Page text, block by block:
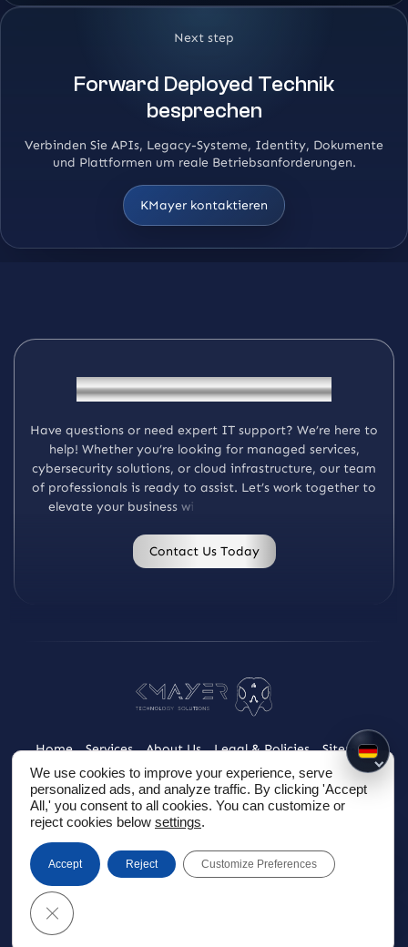
Next step
Forward Deployed Technik
besprechen
Verbinden Sie APIs, Legacy-Systeme, Identity, Dokumente
und Plattformen um reale Betriebsanforderungen.
KMayer kontaktieren
GetInTouchWithKMayer
Have questions or need expert IT support? We’re here to
help! Whether you’re looking for managed services,
cybersecurity solutions, or cloud infrastructure, our team
of professionals is ready to assist. Let’s work together to
elevate your business wi
Contact Us Today
Home Services About Us Legal & Policies
Sitemap
Contact Us
Privacy practices Privacy rights informationSecurity practicesSecurity
KMayer Ltd | European Trade Centre, 7th Kilometer Business
District, 1784 Sofia, Bulgaria |
© 2026 KMayer Technology Solution. All rights reserved.
We use cookies to improve your experience, serve
personalized ads, and analyze traffic. By clicking 'Accept
All,' you consent to all cookies. You can customize or
reject cookies below settings.
Accept Reject Customize Preferences
Close GDPR Cookie Banner
DE